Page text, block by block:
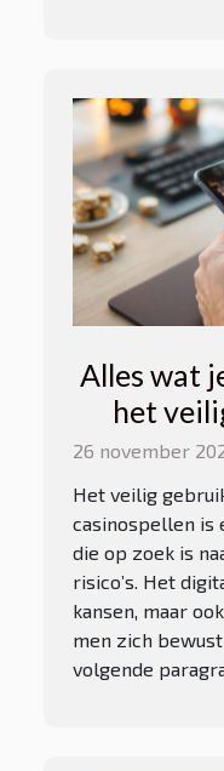
Alles wat
het
online
26 november
Het veilig
casinospellen is
die op zoek is
risico’s. Het
kansen, maar
men zich
volgende